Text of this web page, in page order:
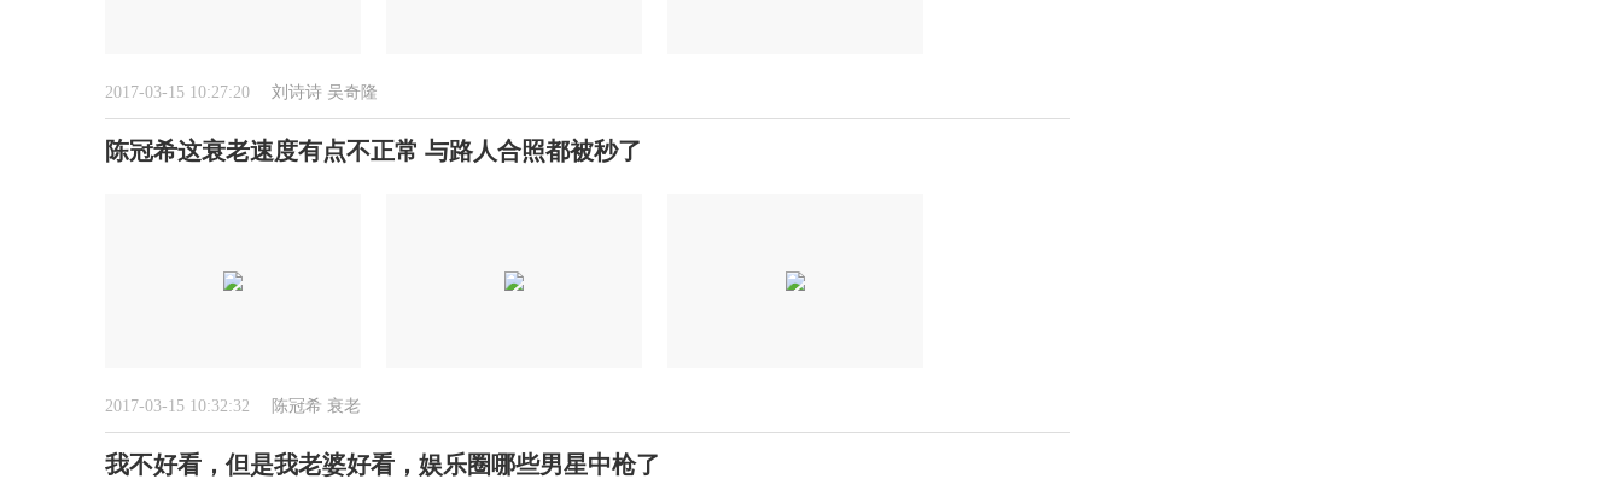
2017-03-15 10:27:20 刘诗诗 吴奇隆
陈冠希这衰老速度有点不正常 与路人合照都被秒了
2017-03-15 10:32:32 陈冠希 衰老
我不好看，但是我老婆好看，娱乐圈哪些男星中枪了